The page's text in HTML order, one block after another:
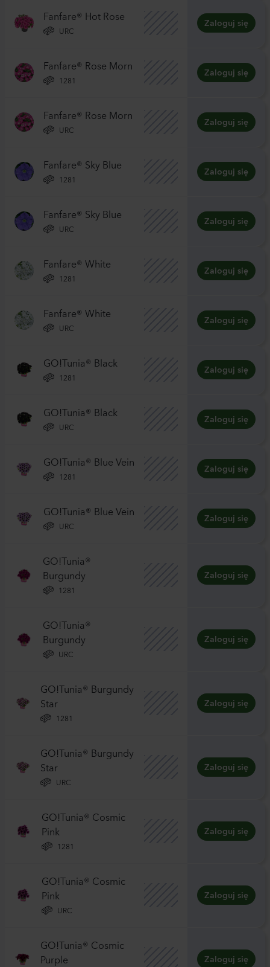
Fanfare® Hot Rose
URC
Zaloguj się
Fanfare® Rose Morn
1281
Zaloguj się
Fanfare® Rose Morn
URC
Zaloguj się
Fanfare® Sky Blue
1281
Zaloguj się
Fanfare® Sky Blue
URC
Zaloguj się
Fanfare® White
1281
Zaloguj się
Fanfare® White
URC
Zaloguj się
GO!Tunia® Black
1281
Zaloguj się
GO!Tunia® Black
URC
Zaloguj się
GO!Tunia® Blue Vein
1281
Zaloguj się
GO!Tunia® Blue Vein
URC
Zaloguj się
GO!Tunia®
Burgundy
1281
Zaloguj się
GO!Tunia®
Burgundy
URC
Zaloguj się
GO!Tunia® Burgundy
Star
1281
Zaloguj się
GO!Tunia® Burgundy
Star
URC
Zaloguj się
GO!Tunia® Cosmic
Pink
1281
Zaloguj się
GO!Tunia® Cosmic
Pink
URC
Zaloguj się
GO!Tunia® Cosmic
Purple
Zaloguj się